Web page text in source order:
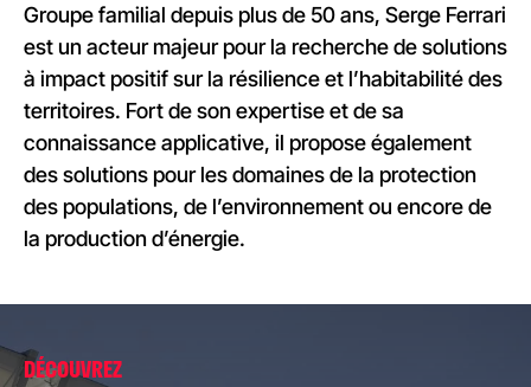
Groupe familial depuis plus de 50 ans, Serge Ferrari
est un acteur majeur pour la recherche de solutions
à impact positif sur la résilience et l’habitabilité des
territoires. Fort de son expertise et de sa
connaissance applicative, il propose également
des solutions pour les domaines de la protection
des populations, de l’environnement ou encore de
la production d’énergie.
DÉCOUVREZ